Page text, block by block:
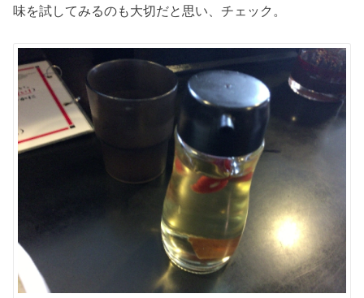
味を試してみるのも大切だと思い、チェック。